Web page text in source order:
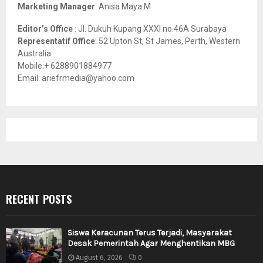
Marketing Manager: Anisa Maya M
Editor’s Office : Jl. Dukuh Kupang XXXI no.46A Surabaya
Representatif Office: 52 Upton St, St James, Perth, Western
Australia
Mobile:+ 6288901884977
Email: ariefrmedia@yahoo.com
RECENT POSTS
Siswa Keracunan Terus Terjadi, Masyarakat
Desak Pemerintah Agar Menghentikan MBG
August 6, 2026 0